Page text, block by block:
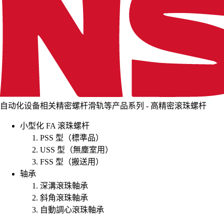
自动化设备相关精密螺杆滑轨等产品系列 - 高精密滚珠螺杆
小型化 FA 滚珠螺杆
PSS 型（標準品）
USS 型（無塵室用）
FSS 型（搬送用）
轴承
深溝滾珠軸承
斜角滾珠軸承
自動調心滾珠軸承